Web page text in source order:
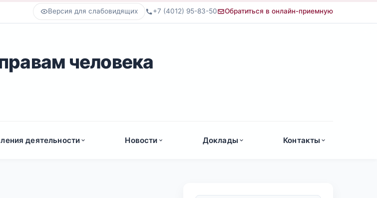
Версия для слабовидящих +7 (4012) 95-83-50 Обратиться в онлайн-приемную
человека
деятельности Новости Доклады Контакты